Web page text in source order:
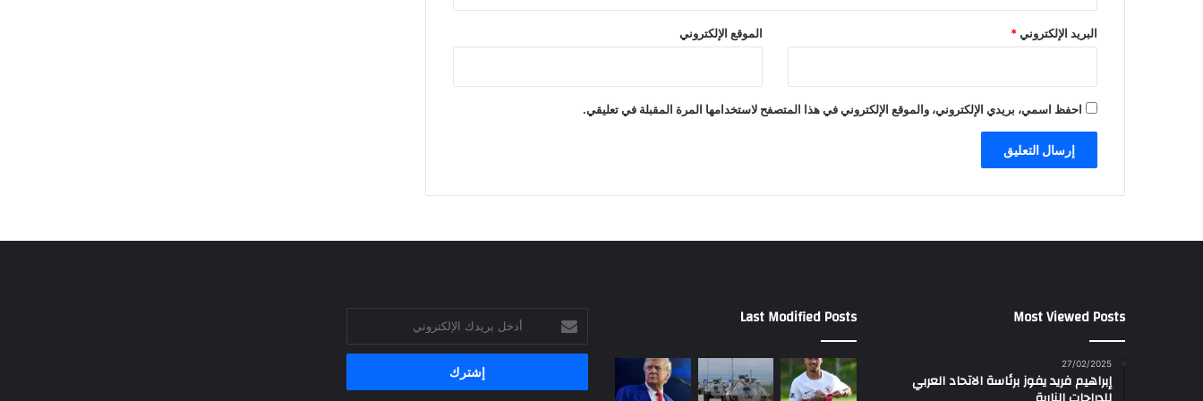
البريد الإلكتروني* الموقع الإلكتروني
احفظ اسمي، بريدي الإلكتروني، والموقع الإلكتروني في هذا المتصفح لاستخدامها المرة المقبلة في تعليقي.
Most Viewed Posts
27/02/2025
إبراهيم فريد يفوز برئاسة الاتحاد العربي
Last Modified Posts
بريدك
الإلكتروني